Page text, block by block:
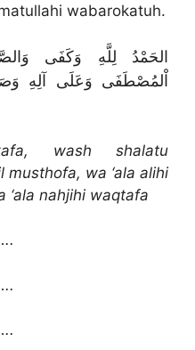
wabarokatuh.
الحَمْدُ لِلَّهِ وَكَفَى
اْلمُصْطَفَى وَعَلَى آلِهِ
wash shalatu
musthofa, wa ‘ala alihi
‘ala nahjihi waqtafa